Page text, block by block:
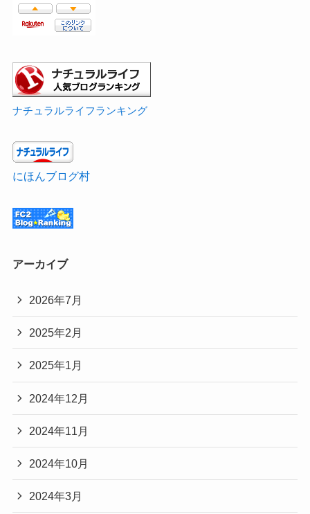
ナチュラルライフランキング
にほんブログ村
アーカイブ
2026年7月
2025年2月
2025年1月
2024年12月
2024年11月
2024年10月
2024年3月